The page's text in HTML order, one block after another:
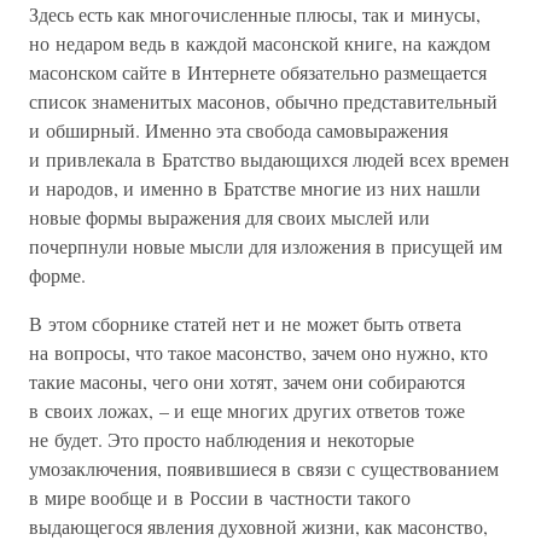
Здесь есть как многочисленные плюсы, так и минусы,
но недаром ведь в каждой масонской книге, на каждом
масонском сайте в Интернете обязательно размещается
список знаменитых масонов, обычно представительный
и обширный. Именно эта свобода самовыражения
и привлекала в Братство выдающихся людей всех времен
и народов, и именно в Братстве многие из них нашли
новые формы выражения для своих мыслей или
почерпнули новые мысли для изложения в присущей им
форме.
В этом сборнике статей нет и не может быть ответа
на вопросы, что такое масонство, зачем оно нужно, кто
такие масоны, чего они хотят, зачем они собираются
в своих ложах, – и еще многих других ответов тоже
не будет. Это просто наблюдения и некоторые
умозаключения, появившиеся в связи с существованием
в мире вообще и в России в частности такого
выдающегося явления духовной жизни, как масонство,